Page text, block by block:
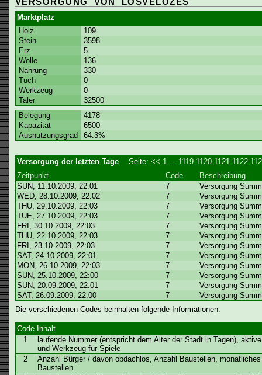
Marktplatz
Holz
109
Stein
3598
Erz
5
Wolle
136
Nahrung
330
Tuch
0
Werkzeug
0
Taler
32500
Belegung
4178
Kapazität
6500
Ausnutzungsgrad
64.3%
Versorgung der letzten Tage Seite:<< 1 1119 1120 1121 1122
Zeitpunkt
Code
Beschreibung
SUN, 11.10.2009, 22:01
7
Versorgung
WED, 28.10.2009, 22:02
7
Versorgung
THU, 29.10.2009, 22:03
7
Versorgung
TUE, 27.10.2009, 22:03
7
Versorgung
FRI, 30.10.2009, 22:03
7
Versorgung
THU, 22.10.2009, 22:03
7
Versorgung
FRI, 23.10.2009, 22:03
7
Versorgung
SAT, 24.10.2009, 22:01
7
Versorgung
MON, 26.10.2009, 22:03
7
Versorgung
SUN, 25.10.2009, 22:00
7
Versorgung
SUN, 20.09.2009, 22:01
7
Versorgung
SAT, 26.09.2009, 22:00
7
Versorgung
Die verschiedenen Codes beinhalten folgende Informationen:
Code Inhalt
1
laufende Nummer (entspricht dem Alter der Stadt in Tagen),
und Werkzeug für Spiele
2
Anzahl Bürger / davon obdachlos, Anzahl Baustellen,
Baustellen.